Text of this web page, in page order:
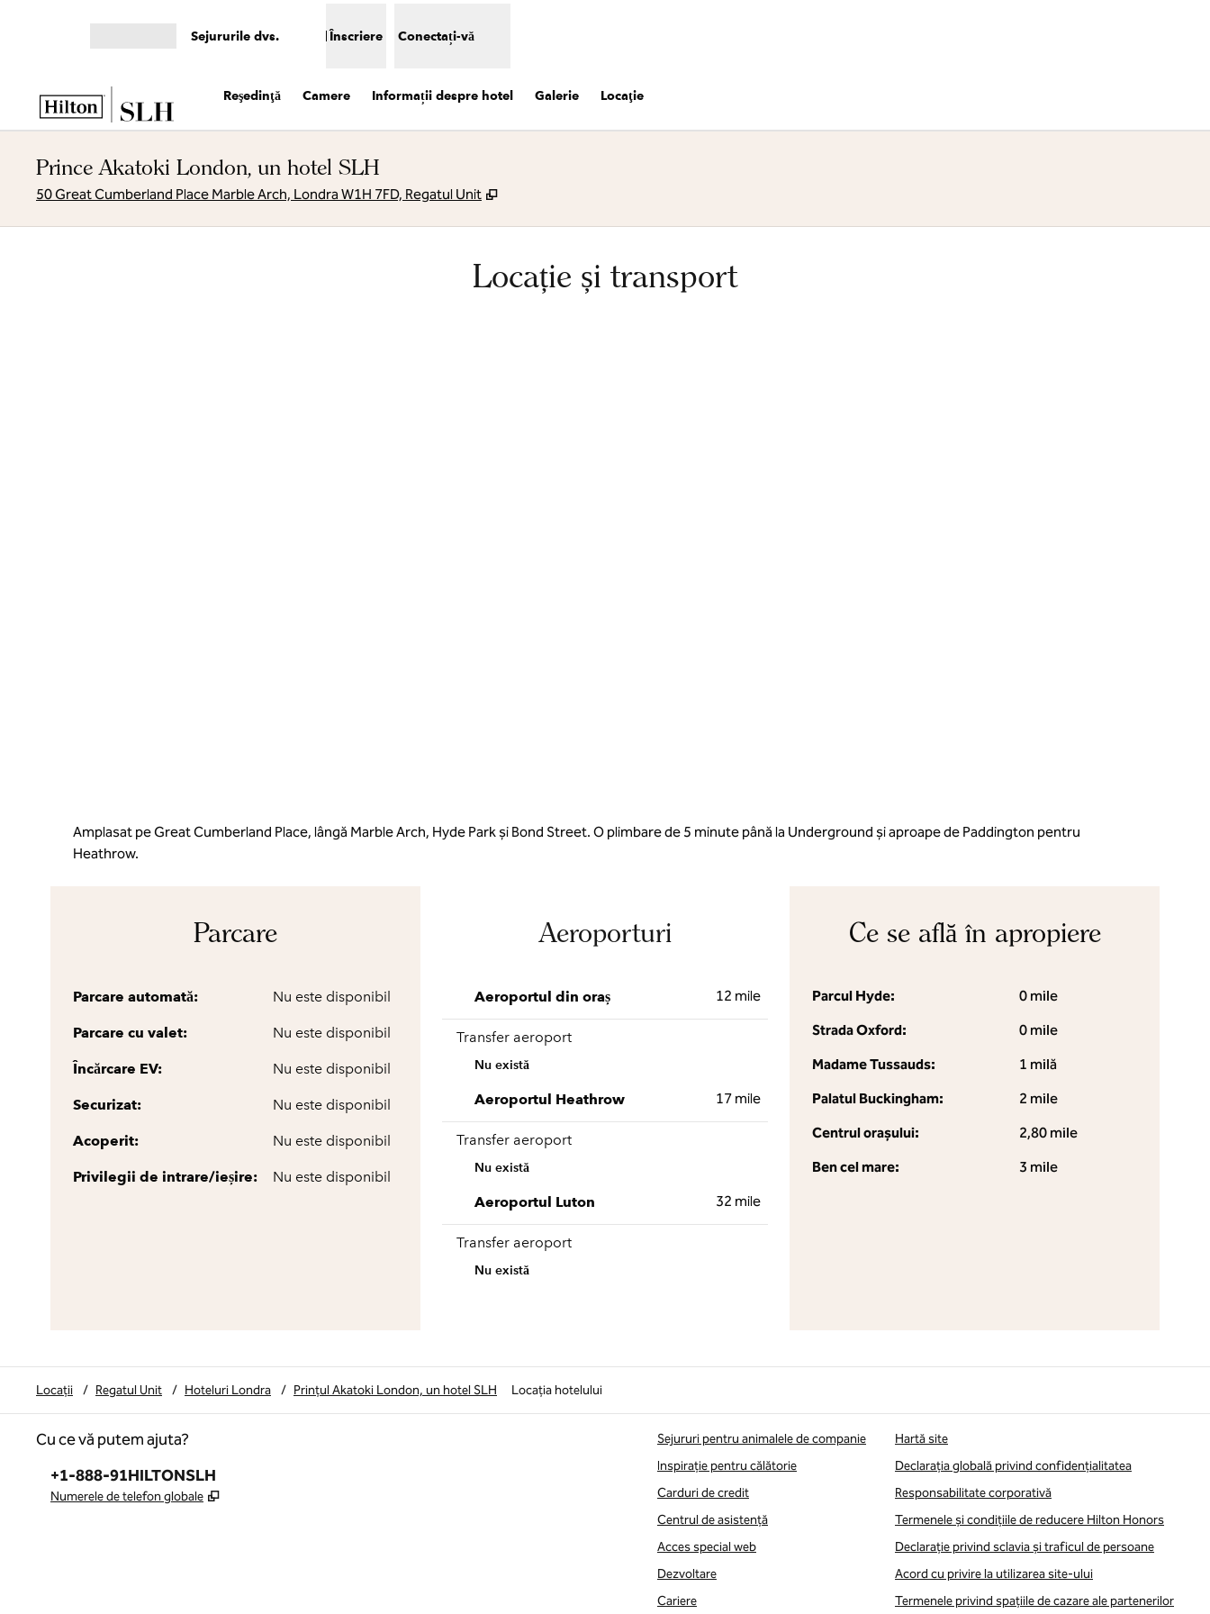
Sejururile dvs. Înscriere Conectați-vă
Reşedinţă Camere Informații despre hotel Galerie Locaţie
Prince Akatoki London, un hotel SLH
50 Great Cumberland Place Marble Arch, Londra W1H 7FD, Regatul Unit ,
Locație și transport
Amplasat pe Great Cumberland Place, lângă Marble Arch, Hyde Park și Bond Street. O plimbare de 5 minute până la Underground și aproape de Paddington pentru
Heathrow.
Parcare
Parcare automată: Nu este disponibil
Parcare cu valet: Nu este disponibil
Încărcare EV: Nu este disponibil
Securizat: Nu este disponibil
Acoperit: Nu este disponibil
Privilegii de intrare/ieșire: Nu este disponibil
Aeroporturi
Aeroportul din oraș 12 mile
Transfer aeroport
Nu există
Aeroportul Heathrow 17 mile
Transfer aeroport
Nu există
Aeroportul Luton 32 mile
Transfer aeroport
Nu există
Ce se află în apropiere
Parcul Hyde:
0 mile
Strada Oxford:
0 mile
Madame Tussauds:
1 milă
Palatul Buckingham:
2 mile
Centrul orașului:
2,80 mile
Ben cel mare:
3 mile
Locații / Regatul Unit / Hoteluri Londra / Prințul Akatoki London, un hotel SLH Locația hotelului
Cu ce vă putem ajuta?
Telefon:
+1-888-91HILTONSLH
Numerele de telefon globale ,
Sejururi pentru animalele de companie
Inspirație pentru călătorie
Carduri de credit
Centrul de asistență
Acces special web
Dezvoltare
Cariere
Hartă site
Declarația globală privind confidenţialitatea
Responsabilitate corporativă
Termenele și condițiile de reducere Hilton Honors
Declarație privind sclavia și traficul de persoane
Acord cu privire la utilizarea site-ului
Termenele privind spațiile de cazare ale partenerilor